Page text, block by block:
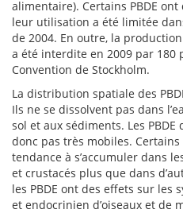
alimentaire). Certains PBDE
leur utilisation a été limitée
de 2004. En outre, la
a été interdite en 2009 par 180
Convention de Stockholm.
La distribution spatiale des
Ils ne se dissolvent pas dans
sol et aux sédiments. Les
donc pas très mobiles. Certains
tendance à s’accumuler dans
et crustacés plus que dans
les PBDE ont des effets sur les
et endocrinien d’oiseaux et de